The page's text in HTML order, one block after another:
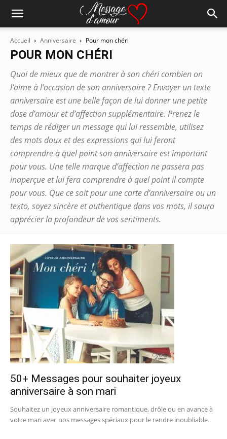
Accueil Anniversaire Pour mon chéri
POUR MON CHÉRI
Quoi de mieux que de montrer à son chéri combien on
l’aime à l’occasion de son anniversaire ? Envoyer un texte
anniversaire est une belle façon de lui donner une petite
dose d’amour et d’affection supplémentaire. Prenez le
temps de rédiger un message qui lui ressemble, utilisez
des mots doux et des expressions qui lui feront
comprendre à quel point son anniversaire est important
pour vous. Une telle marque d’affection ne passera pas
inaperçue et lui fera comprendre à quel point il compte
pour vous. Que ce soit pour une carte d’anniversaire ou un
texto, soyez sincère et authentique dans vos mots, il saura
apprécier la profondeur de vos sentiments.
50+ Messages pour souhaiter joyeux
anniversaire à son mari
Souhaitez un joyeux anniversaire romantique, drôle ou en avance à
votre mari avec nos messages spéciaux pour le rendre inoubliable.